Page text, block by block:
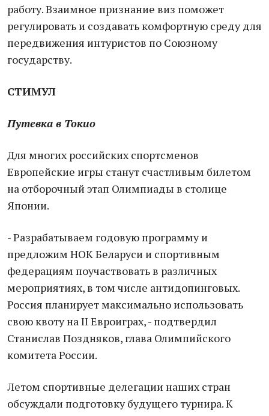
работу. Взаимное признание виз поможет
регулировать и создавать комфортную среду для
передвижения интуристов по Союзному
государству.
СТИМУЛ
Путевка в Токио
Для многих российских спортсменов
Европейские игры станут счастливым билетом
на отборочный этап Олимпиады в столице
Японии.
- Разрабатываем годовую программу и
предложим НОК Беларуси и спортивным
федерациям поучаствовать в различных
мероприятиях, в том числе антидопинговых.
Россия планирует максимально использовать
свою квоту на II Евроиграх, - подтвердил
Станислав Поздняков, глава Олимпийского
комитета России.
Летом спортивные делегации наших стран
обсуждали подготовку будущего турнира. К